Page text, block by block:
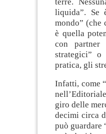
terre.
liquida”. Se
mondo” (che
è quella
con
strategici” o
pratica, gli
Infatti, come
giro delle
decimi circa
può guardare